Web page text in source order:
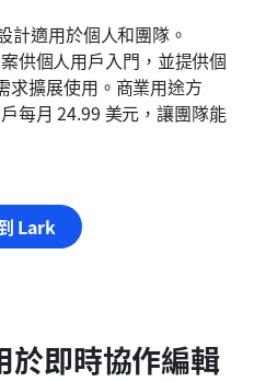
適用於個人和團隊。
供個人用戶入門，並提供個
求擴展使用。商業用途方
每月 24.99 美元，讓團隊能
Lark
即時協作編輯